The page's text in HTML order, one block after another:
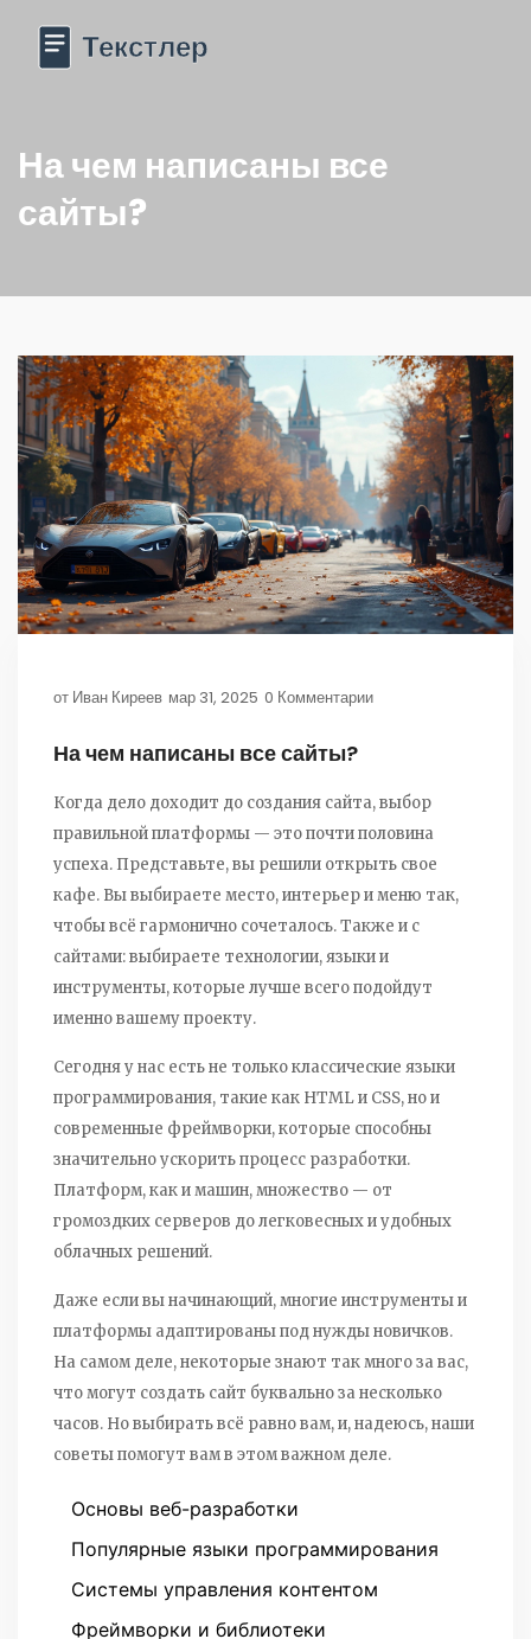
На чем написаны все
сайты?
от Иван Киреев мар 31, 2025 0 Комментарии
На чем написаны все сайты?
Когда дело доходит до создания сайта, выбор
правильной платформы — это почти половина
успеха. Представьте, вы решили открыть свое
кафе. Вы выбираете место, интерьер и меню так,
чтобы всё гармонично сочеталось. Также и с
сайтами: выбираете технологии, языки и
инструменты, которые лучше всего подойдут
именно вашему проекту.
Сегодня у нас есть не только классические языки
программирования, такие как HTML и CSS, но и
современные фреймворки, которые способны
значительно ускорить процесс разработки.
Платформ, как и машин, множество — от
громоздких серверов до легковесных и удобных
облачных решений.
Даже если вы начинающий, многие инструменты и
платформы адаптированы под нужды новичков.
На самом деле, некоторые знают так много за вас,
что могут создать сайт буквально за несколько
часов. Но выбирать всё равно вам, и, надеюсь, наши
советы помогут вам в этом важном деле.
Основы веб-разработки
Популярные языки программирования
Системы управления контентом
Фреймворки и библиотеки